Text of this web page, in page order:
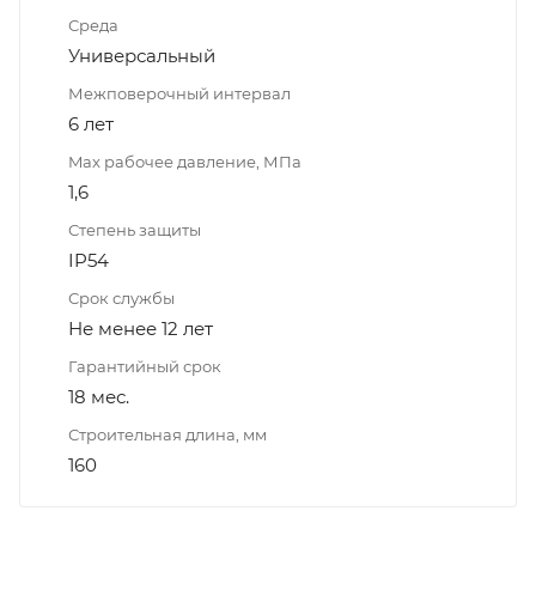
Среда
Универсальный
Межповерочный интервал
6 лет
Max рабочее давление, МПа
1,6
Степень защиты
IP54
Срок службы
Не менее 12 лет
Гарантийный срок
18 мес.
Строительная длина, мм
160